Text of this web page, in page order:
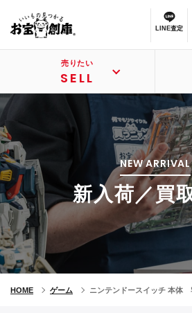
LINE査定
売りたい
SELL
NEW ARRIVAL
新入荷／買
HOME ゲーム ニンテンドースイッチ 本体